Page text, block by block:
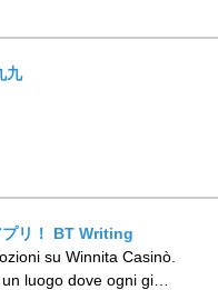
九
プリ！ BT Writing
su Winnita Casinò.
luogo dove ogni gi…